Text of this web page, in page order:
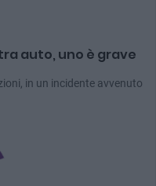
auto, uno è grave
in un incidente avvenuto